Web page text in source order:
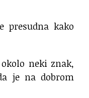
presudna kako
neki znak,
je na dobrom